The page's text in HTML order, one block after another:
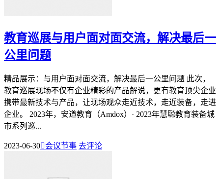
教育巡展与用户面对面交流，解决最后一
公里问题
精品展示：与用户面对面交流，解决最后一公里问题 此次，
教育巡展现场不仅有企业精彩的产品解说，更有教育顶尖企业
携带最新技术与产品，让现场观众走近技术，走近装备，走进
企业。 2023年，安道教育（Amdox）· 2023年慧聪教育装备城
市系列巡...
2023-06-30会议节事 去评论